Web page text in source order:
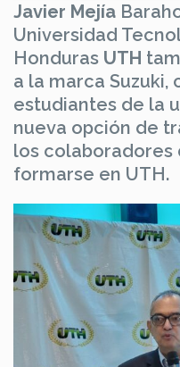
Javier Mejía
Universidad
Honduras UTH
a la marca Suzuki,
estudiantes de la
nueva opción de
los colaboradores
formarse en UTH.